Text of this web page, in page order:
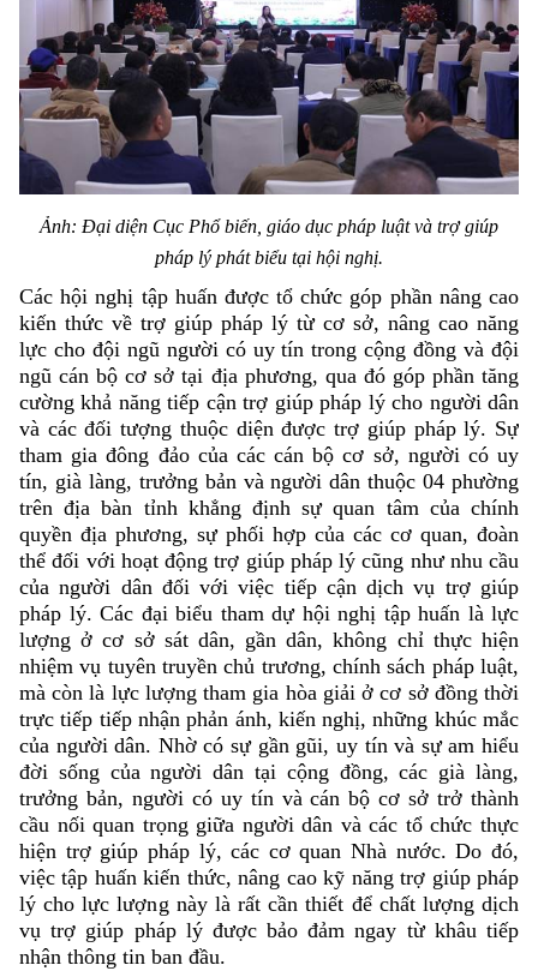
Ảnh: Đại diện Cục Phổ biến, giáo dục pháp luật và trợ giúp
pháp lý phát biểu tại hội nghị.
Các hội nghị tập huấn được tổ chức góp phần nâng cao
kiến thức về trợ giúp pháp lý từ cơ sở, nâng cao năng
lực cho đội ngũ người có uy tín trong cộng đồng và đội
ngũ cán bộ cơ sở tại địa phương, qua đó góp phần tăng
cường khả năng tiếp cận trợ giúp pháp lý cho người dân
và các đối tượng thuộc diện được trợ giúp pháp lý. Sự
tham gia đông đảo của các cán bộ cơ sở, người có uy
tín, già làng, trưởng bản và người dân thuộc 04 phường
trên địa bàn tỉnh khẳng định sự quan tâm của chính
quyền địa phương, sự phối hợp của các cơ quan, đoàn
thể đối với hoạt động trợ giúp pháp lý cũng như nhu cầu
của người dân đối với việc tiếp cận dịch vụ trợ giúp
pháp lý. Các đại biểu tham dự hội nghị tập huấn là lực
lượng ở cơ sở sát dân, gần dân, không chỉ thực hiện
nhiệm vụ tuyên truyền chủ trương, chính sách pháp luật,
mà còn là lực lượng tham gia hòa giải ở cơ sở đồng thời
trực tiếp tiếp nhận phản ánh, kiến nghị, những khúc mắc
của người dân. Nhờ có sự gần gũi, uy tín và sự am hiểu
đời sống của người dân tại cộng đồng, các già làng,
trưởng bản, người có uy tín và cán bộ cơ sở trở thành
cầu nối quan trọng giữa người dân và các tổ chức thực
hiện trợ giúp pháp lý, các cơ quan Nhà nước. Do đó,
việc tập huấn kiến thức, nâng cao kỹ năng trợ giúp pháp
lý cho lực lượng này là rất cần thiết để chất lượng dịch
vụ trợ giúp pháp lý được bảo đảm ngay từ khâu tiếp
nhận thông tin ban đầu.